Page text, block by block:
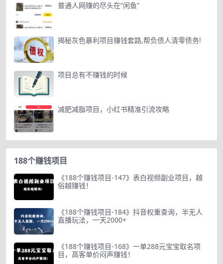
普通人网赚的尽头在“闲鱼”
揭秘灰色暴利项目赚钱套路,帮负债人清零债务!
项目总有不赚钱的时候
减肥减脂项目，小红书精准引流攻略
188个赚钱项目
《188个赚钱项目-147》表白视频副业项目，越
俗越赚钱！
《188个赚钱项目-184》抖音权重查询，半无人
直播玩法，一天2000+
《188个赚钱项目-168》一单288元宝宝取名项
目，高客单价闷声赚钱！